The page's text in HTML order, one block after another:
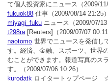
て個人投資家にニュース （2009/
fukuok88 仕事 （2009/08/14 21:25）
miyagi_fuku ニュース （2009/07/13
t298ra[Reuters]
（2009/07/07 00:11
naotomo 世界でニュースを発信し
す。経済、金融、スポーツ、世界
むことができます。報道写真のス
す。
（2009/07/06 10:26）
kurodatk ロイタートップペー